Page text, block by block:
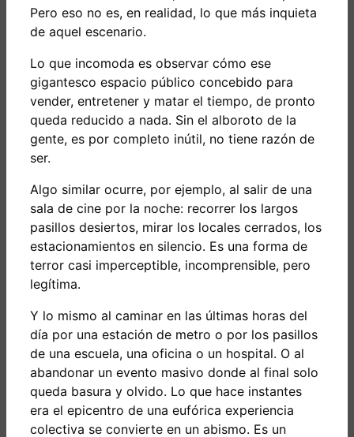
Pero eso no es, en realidad, lo que más inquieta
de aquel escenario.
Lo que incomoda es observar cómo ese
gigantesco espacio público concebido para
vender, entretener y matar el tiempo, de pronto
queda reducido a nada. Sin el alboroto de la
gente, es por completo inútil, no tiene razón de
ser.
Algo similar ocurre, por ejemplo, al salir de una
sala de cine por la noche: recorrer los largos
pasillos desiertos, mirar los locales cerrados, los
estacionamientos en silencio. Es una forma de
terror casi imperceptible, incomprensible, pero
legítima.
Y lo mismo al caminar en las últimas horas del
día por una estación de metro o por los pasillos
de una escuela, una oficina o un hospital. O al
abandonar un evento masivo donde al final solo
queda basura y olvido. Lo que hace instantes
era el epicentro de una eufórica experiencia
colectiva se convierte en un abismo. Es un